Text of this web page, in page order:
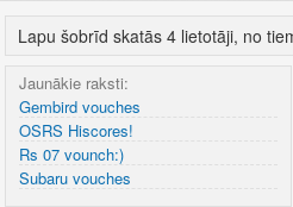
Lapu šobrīd skatās 4 lietotāji, no
Jaunākie raksti:
Gembird vouches
OSRS Hiscores!
Rs 07 vounch:)
Subaru vouches